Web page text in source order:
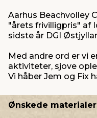
Aarhus Beachvolley
"årets frivilligpris" af
sidste år DGI
Med andre ord er vi
aktiviteter, sjove
Vi håber Jem og Fix
Ønskede materialer